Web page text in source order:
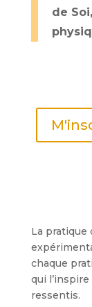
de
La pratique
chaque
qui
ressentis.